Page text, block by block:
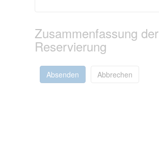
Zusammenfassung der
Reservierung
Absenden Abbrechen